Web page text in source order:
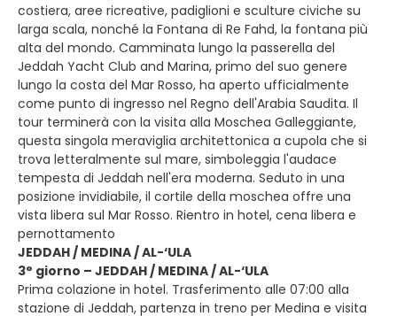
costiera, aree ricreative, padiglioni e sculture civiche su
larga scala, nonché la Fontana di Re Fahd, la fontana più
alta del mondo. Camminata lungo la passerella del
Jeddah Yacht Club and Marina, primo del suo genere
lungo la costa del Mar Rosso, ha aperto ufficialmente
come punto di ingresso nel Regno dell'Arabia Saudita. Il
tour terminerà con la visita alla Moschea Galleggiante,
questa singola meraviglia architettonica a cupola che si
trova letteralmente sul mare, simboleggia l'audace
tempesta di Jeddah nell'era moderna. Seduto in una
posizione invidiabile, il cortile della moschea offre una
vista libera sul Mar Rosso. Rientro in hotel, cena libera e
pernottamento
JEDDAH / MEDINA / AL-‘ULA
3° giorno – JEDDAH / MEDINA / AL-‘ULA
Prima colazione in hotel. Trasferimento alle 07:00 alla
stazione di Jeddah, partenza in treno per Medina e visita